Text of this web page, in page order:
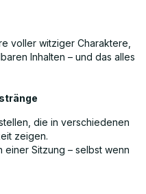
voller witziger Charaktere,
Inhalten – und das alles
die in verschiedenen
zeigen.
Sitzung – selbst wenn